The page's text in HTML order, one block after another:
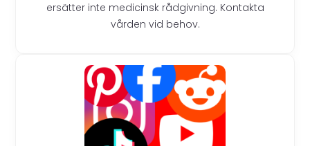
ersätter inte medicinsk rådgivning. Kontakta
vården vid behov.